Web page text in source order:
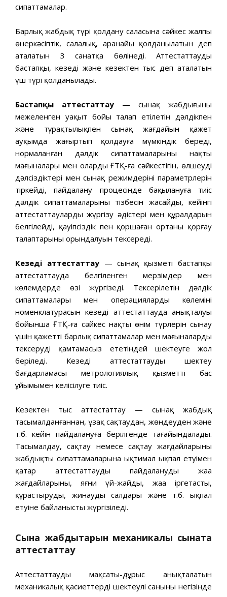
сипаттамалар.
Барлық жабдық түрі қолдану саласына сәйкес жалпы
өнеркәсіптік, салалық, аранайы қолданылатын деп
аталатын 3 санатқа бөлінеді. Аттестаттаудың
бастапқы, кезеңді және кезектен тыс деп аталатын
үш түрі қолданылады.
Бастапқы аттестаттау — сынақ жабдығының
межеленген уақыт бойы талап етілетін дәлдікпен
және тұрақтылықпен сынақ жағдайын қажет
ауқымда жаңғыртып қолдауға мүмкіндік береді,
нормаланған дәлдік сипаттамаларының нақты
мағыналары мен олардың ҒТҚ-ға сәйкестігін, өлшеудің
дәлсіздіктері мен сынақ режимдерінің параметрлерін
тіркейді, пайдалану процесінде бақылануға тиіс
дәлдік сипаттамаларының тізбесін жасайды, кейінгі
аттестаттауларды жүргізу әдістері мен құралдарын
белгілейді, қауіпсіздік пен қоршаған ортаны қорғау
талаптарының орындалуын тексереді.
Кезеңді аттестаттау— сынақ қызметі бастапқы
аттестаттауда белгіленген мерзімдер мен
көлемдерде өзі жүргізеді. Тексерілетін дәлдік
сипаттамалары мен операциялардың көлемінің
номенклатурасын кезеңді аттестаттауда анықталуы
бойынша ҒТҚ-ға сәйкес нақты өнім түрлерін сынау
үшін қажетті барлық сипаттамалар мен мағыналарды
тексеруді қамтамасыз ететіндей шектеуге жол
беріледі. Кезеңді аттестаттауды шектеу
бағдарламасы метрологиялық қызметтің бас
ұйымымен келісілуге тиіс.
Кезектен тыс аттестаттау — сынақ жабдық
тасымалданғаннан, ұзақ сақтаудан, жөндеуден және
т.б. кейін пайдалануға берілгенде тағайындалады.
Тасымалдау, сақтау немесе сақтау жағдайларының
жабдықтың сипаттамаларына ықтимал ықпал етуімен
қатар аттестаттауды пайдаланудың жаңа
жағдайларының, яғни үй-жайдың, жаңа іргетастың,
құрастырудың, жинаудың салдары және т.б. ықпал
етуіне байланысты жүргізіледі.
Сынақ жабдықтарын механикалық сынақта
аттестаттау
Аттестаттаудың мақсаты-дұрыс анықталатын
механикалық қасиеттердің шектеулі санының негізінде